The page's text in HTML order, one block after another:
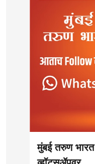
मुंबई तरुण